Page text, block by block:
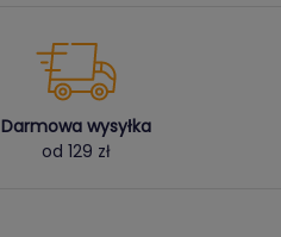
Darmowa wysyłka
od 129 zł